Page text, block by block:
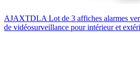
AJAXTDLA Lot de 3 affiches alarmes
de vidéosurveillance pour intérieur et